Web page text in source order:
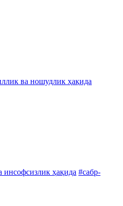
ва ношудлик ҳақида
инсофсизлик ҳақида #сабр-